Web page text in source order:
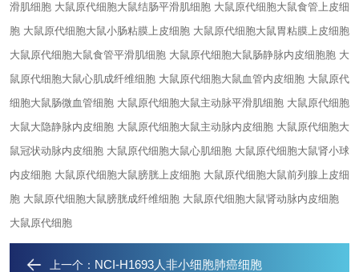
滑肌细胞 大鼠原代细胞大鼠结肠平滑肌细胞 大鼠原代细胞大鼠食管上皮细
胞 大鼠原代细胞大鼠小肠粘膜上皮细胞 大鼠原代细胞大鼠胃粘膜上皮细胞
大鼠原代细胞大鼠食管平滑肌细胞 大鼠原代细胞大鼠肠静脉内皮细胞胞 大
鼠原代细胞大鼠心肌成纤维细胞 大鼠原代细胞大鼠血管内皮细胞 大鼠原代
细胞大鼠肠微血管细胞 大鼠原代细胞大鼠主动脉平滑肌细胞 大鼠原代细胞
大鼠大隐静脉内皮细胞 大鼠原代细胞大鼠主动脉内皮细胞 大鼠原代细胞大
鼠冠状动脉内皮细胞 大鼠原代细胞大鼠心肌细胞 大鼠原代细胞大鼠肾小球
内皮细胞 大鼠原代细胞大鼠膀胱上皮细胞 大鼠原代细胞大鼠前列腺上皮细
胞 大鼠原代细胞大鼠膀胱成纤维细胞 大鼠原代细胞大鼠肾动脉内皮细胞
大鼠原代细胞
上一个： NCI-H1693人非小细胞肺癌细胞